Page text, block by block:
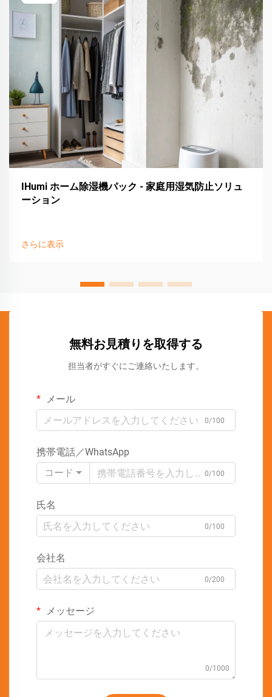
IHumi ホーム除湿機パック - 家庭用湿気防止ソリュ
ーション
さらに表示
無料お見積りを取得する
担当者がすぐにご連絡いたします。
メール
0/100
携帯電話／WhatsApp
コード
0/100
氏名
0/100
会社名
0/200
メッセージ
0/1000